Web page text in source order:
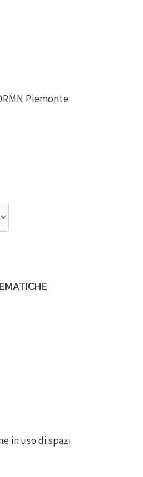
Piemonte
in uso di spazi